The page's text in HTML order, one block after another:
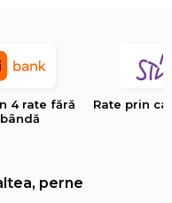
4 rate fără
Rate prin
perne